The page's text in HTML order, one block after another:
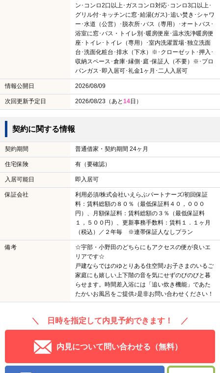
ン･コンロ2口以上･ガスコンロ対応･コンロ3口以上･
グリル付･キッチンに窓･給湯(ガス)･追い焚き･シャワ
ー･水道（公営）･脱衣所･バス（専用）･オートバス･
浴室に窓･バス・トイレ別･暖房便座･温水洗浄暖房便
座･トイレ･トイレ（専用）･室内洗濯置場･独立洗面
台･洗面化粧台･排水（下水）※･クローゼット･押入･
収納スペース･倉庫･縁側･庭･保証人（不要）※･プロ
パンガス･即入居可･礼金1ヶ月･二人入居可
情報公開日 2026/08/09
次回更新予定日 2026/08/23（あと14日）
契約に関する情報
契約期間 普通借家・契約期間 24ヶ月
住宅保険 有（要確認）
入居可能日 即入居可
保証会社
利用必須/株式会社いえらぶパートナーズ/初回保証
料：賃料総額の８０％（最低保証料４０，０００
円）、月額保証料：賃料総額の３％（最低保証料
１，５００円）、更新事務手数料：賃料１．１ヶ月
（税込）／２年毎 ※連帯保証人なしプラン
備考
☆宇部・小野田のどちらにもアクセスの便が良いエ
リアです☆
戸建ならではのゆとりある住空間♪お子さまのいるご
家庭にも嬉しい上下階の音を気にせずのびのびと暮
らせます。時間差入浴には「追い炊き機能」であた
たかいお風呂をご提供♪是非お問い合わせください！
＼ 日時を指定して内見予約できます！ ／
内見について問い合わせる（無料）